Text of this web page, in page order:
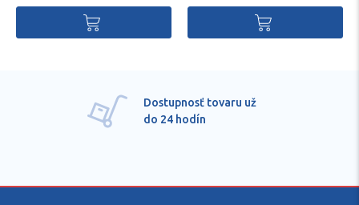
Dostupnosť tovaru už
do 24 hodín